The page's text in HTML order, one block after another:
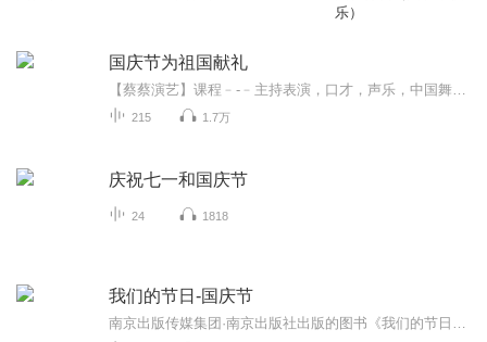
乐）
国庆节为祖国献礼
215 1.7万
庆祝七一和国庆节
24 1818
我们的节日-国庆节